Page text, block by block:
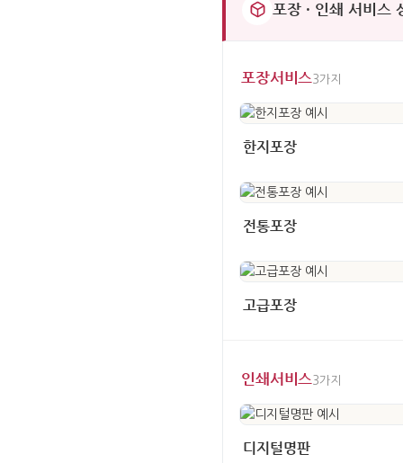
포장 · 인쇄 서비스
포장서비스 3가지
한지포장
전통포장
고급포장
인쇄서비스 3가지
디지털명판